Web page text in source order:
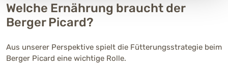
Welche Ernährung braucht der
Berger Picard?
Aus unserer Perspektive spielt die Fütterungsstrategie beim
Berger Picard eine wichtige Rolle.